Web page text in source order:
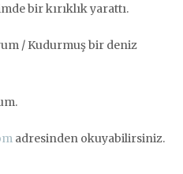
bir kırıklık yarattı.
/ Kudurmuş bir deniz
adresinden okuyabilirsiniz.